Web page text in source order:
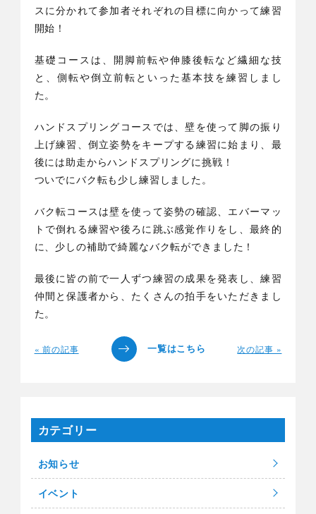
スに分かれて参加者それぞれの目標に向かって練習
開始！
基礎コースは、開脚前転や伸膝後転など繊細な技
と、側転や倒立前転といった基本技を練習しまし
た。
ハンドスプリングコースでは、壁を使って脚の振り
上げ練習、倒立姿勢をキープする練習に始まり、最
後には助走からハンドスプリングに挑戦！
ついでにバク転も少し練習しました。
バク転コースは壁を使って姿勢の確認、エバーマッ
トで倒れる練習や後ろに跳ぶ感覚作りをし、最終的
に、少しの補助で綺麗なバク転ができました！
最後に皆の前で一人ずつ練習の成果を発表し、練習
仲間と保護者から、たくさんの拍手をいただきまし
た。
« 前の記事 次の記事 »
カテゴリー
お知らせ
イベント